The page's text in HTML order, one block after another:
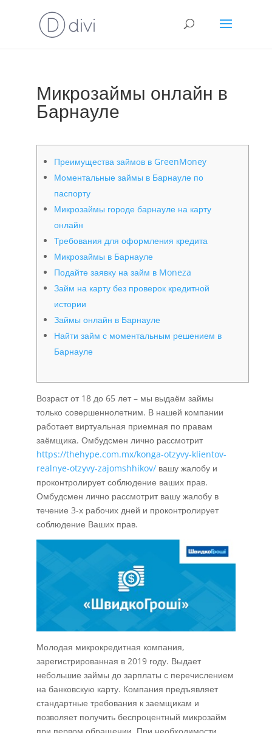
Микрозаймы онлайн в
Барнауле
Преимущества займов в GreenMoney
Моментальные займы в Барнауле по
паспорту
Микрозаймы городе барнауле на карту
онлайн
Требования для оформления кредита
Микрозаймы в Барнауле
Подайте заявку на займ в Moneza
Займ на карту без проверок кредитной
истории
Займы онлайн в Барнауле
Найти займ с моментальным решением в
Барнауле
Возраст от 18 до 65 лет – мы выдаём займы
только совершеннолетним. В нашей компании
работает виртуальная приемная по правам
заёмщика. Омбудсмен лично рассмотрит
https://thehype.com.mx/konga-otzyvy-klientov-
realnye-otzyvy-zajomshhikov/вашу жалобу и
проконтролирует соблюдение ваших прав.
Омбудсмен лично рассмотрит вашу жалобу в
течение 3-х рабочих дней и проконтролирует
соблюдение Ваших прав.
Молодая микрокредитная компания,
зарегистрированная в 2019 году. Выдает
небольшие займы до зарплаты с перечислением
на банковскую карту. Компания предъявляет
стандартные требования к заемщикам и
позволяет получить беспроцентный микрозайм